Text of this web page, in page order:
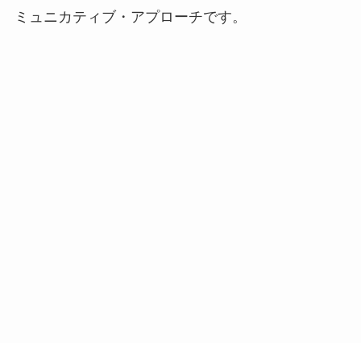
ミュニカティブ・アプローチです。